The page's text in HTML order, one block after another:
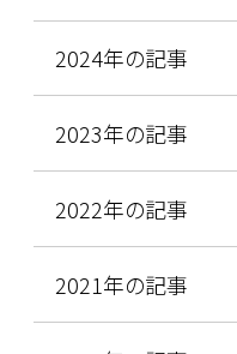
2024年の記事
2023年の記事
2022年の記事
2021年の記事